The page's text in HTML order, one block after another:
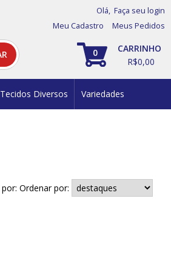
Olá, Faça seu login
Meu Cadastro Meus Pedidos
Tecidos Diversos Variedades
R$0,00
0
Ordenar por: